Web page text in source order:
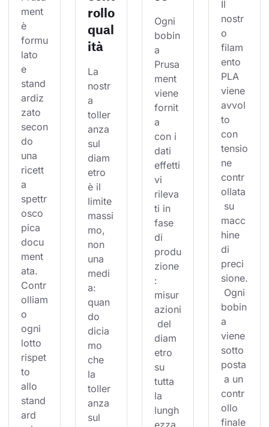
ment
è
formu
lato
e
stand
ardiz
zato
secon
do
una
ricett
a
spettr
osco
pica
docu
ment
ata.
Contr
olliam
o
ogni
lotto
rispet
to
allo
stand
ard
rollo
qual
ità
La
nostr
a
toller
anza
sul
diam
etro
è il
limite
massi
mo,
non
una
medi
a:
quan
do
dicia
mo
che
la
toller
anza
sul
Ogni
bobin
a
Prusa
ment
viene
fornit
a
con i
dati
effetti
vi
rileva
ti in
fase
di
produ
zione
:
misur
azioni
del
diam
etro
su
tutta
la
lungh
Il
nostr
o
filam
ento
PLA
viene
avvol
to
con
tensio
ne
contr
ollata
su
macc
hine
di
preci
sione.
Ogni
bobin
a
viene
sotto
posta
a un
contr
ollo
finale